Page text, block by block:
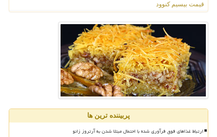
قیمت بیسیم کنوود
پربیننده ترین ها
ارتباط غذاهای فوق فرآوری شده با احتمال مبتلا شدن به آرتروز زانو